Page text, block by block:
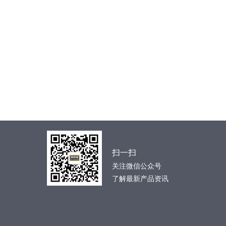
扫一扫
关注微信公众号
了解最新产品资讯